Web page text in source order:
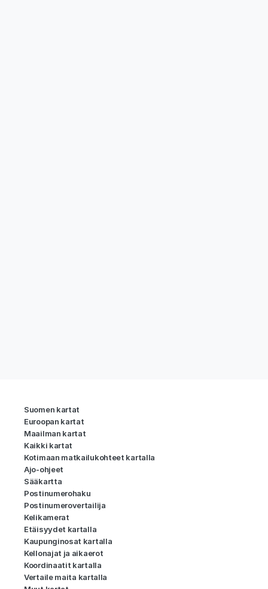
Suomen kartat
Euroopan kartat
Maailman kartat
Kaikki kartat
Kotimaan matkailukohteet kartalla
Ajo-ohjeet
Sääkartta
Postinumerohaku
Postinumerovertailija
Kelikamerat
Etäisyydet kartalla
Kaupunginosat kartalla
Kellonajat ja aikaerot
Koordinaatit kartalla
Vertaile maita kartalla